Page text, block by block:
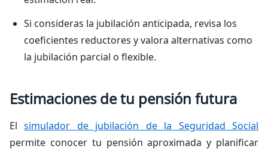
Si consideras la jubilación anticipada, revisa los
coeficientes reductores y valora alternativas como
la jubilación parcial o flexible.
Estimaciones de tu pensión futura
Elsimulador de jubilación de la Seguridad Social
permite conocer tu pensión aproximada y planificar